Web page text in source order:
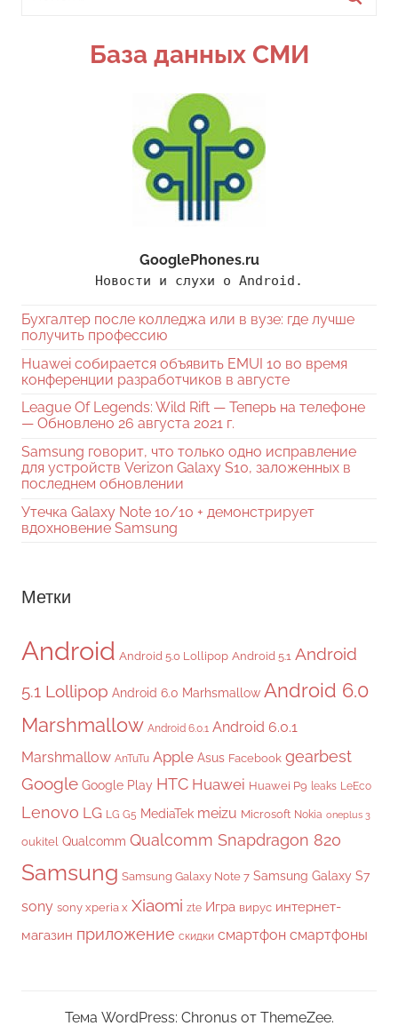
База данных СМИ
GooglePhones.ru
Новости и слухи о Android.
Бухгалтер после колледжа или в вузе: где лучше
получить профессию
Huawei собирается объявить EMUI 10 во время
конференции разработчиков в августе
League Of Legends: Wild Rift — Теперь на телефоне
— Обновлено 26 августа 2021 г.
Samsung говорит, что только одно исправление
для устройств Verizon Galaxy S10, заложенных в
последнем обновлении
Утечка Galaxy Note 10/10 + демонстрирует
вдохновение Samsung
Метки
Android Android 5.0 Lollipop Android 5.1 Android
5.1 Lollipop Android 6.0 Marhsmallow Android 6.0
Marshmallow Android 6.0.1 Android 6.0.1
Marshmallow AnTuTu Apple Asus Facebook gearbest
Google Google Play HTC Huawei Huawei P9 leaks LeEco
Lenovo LG LG G5 MediaTek meizu Microsoft Nokia oneplus 3
oukitel Qualcomm Qualcomm Snapdragon 820
Samsung Samsung Galaxy Note 7 Samsung Galaxy S7
sony sony xperia x Xiaomi zte Игра вирус интернет-
магазин приложение скидки смартфон смартфоны
Тема WordPress: Chronus от ThemeZee.